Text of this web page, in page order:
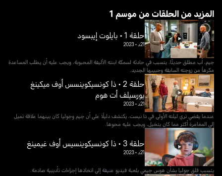
1 المزيد من الحلقات من موسم
حلقة 1 • بايلوت إيبسود
21د •
2023
جيم، أب مطلق حديثًا، يتسبب في حادثة لسمكة ابنته الأليفة المحبوبة، ويجب عليه أن يطلب المساعدة
مكرهاً من زوجته السابقة وحبيبها الجديد.
حلقة 2 • ذا كونسيكوينسس أوف ميكينغ
يورسيلف أت هوم
21د •
2023
عندما يقضي تري ليلته الأولى في ذا نيست، يكتشف دليلًا على أن جيم وجوليا كان بينهما علاقة تميل
إلى المغامرة أكثر مما كان يتخيل، ويجب عليه محوها.
حلقة 3 • ذا كونسيكوينسيس أوف غيمينغ
21د •
2023
يتسبب قلق جوليا بشأن هوس جيمي بلعبة فيديو عنيفة إلى اتخاذها إجراءات تأديبية صادمة.